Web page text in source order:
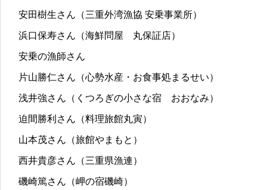
安田樹生さん（三重外湾漁協 安乗事業所）
浜口保寿さん（海鮮問屋 丸保証店）
安乗の漁師さん
片山勝仁さん（心勢水産・お食事処まるせい）
浅井強さん（くつろぎの小さな宿 おおなみ）
迫間勝利さん（料理旅館丸寅）
山本茂さん（旅館やまもと）
西井貴彦さん（三重県漁連）
磯崎篤さん（岬の宿磯崎）